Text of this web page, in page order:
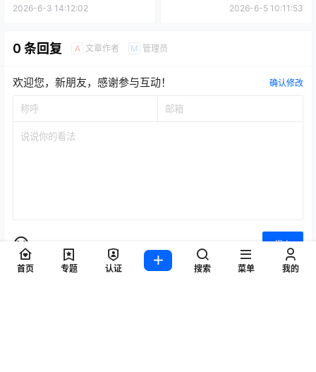
2026-6-3 14:12:02 2026-6-5 10:11:53
0 条回复 A 文章作者 M 管理员
欢迎您，新朋友，感谢参与互动！ 确认修改
提交
首页 专题 认证 搜索 菜单 我的